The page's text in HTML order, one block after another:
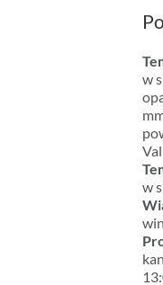
w
w